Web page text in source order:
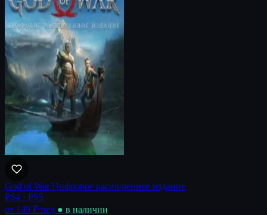
God of War Цифровое расширенное издание
PS4 · PS5
от 149 ₽/нед ● в наличии